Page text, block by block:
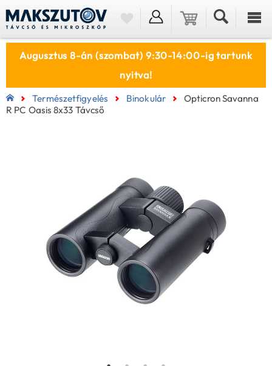
Augusztus 8-án (szombat) 9:30-14:00-ig tartunk
nyitva!
Természetfigyelés Binokulár
Opticron Savanna
R PC Oasis 8x33 Távcső